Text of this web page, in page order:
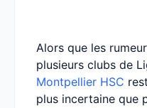
Alors que les
plusieurs clubs de
Montpellier HSC
plus incertaine que